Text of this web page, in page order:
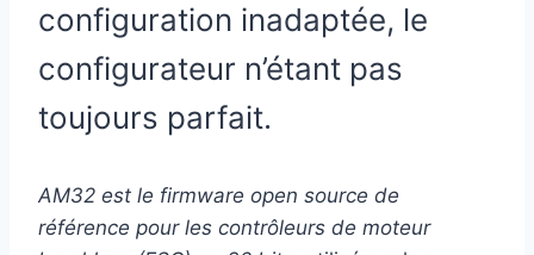
configuration inadaptée, le
configurateur n’étant pas
toujours parfait.
AM32 est le firmware open source de
référence pour les contrôleurs de moteur